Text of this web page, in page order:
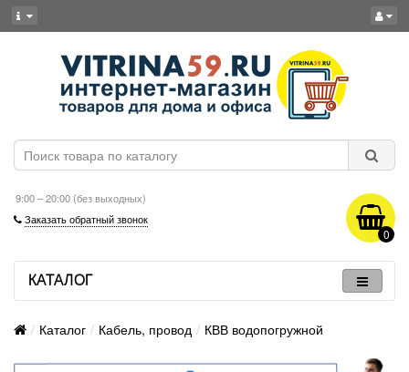
9:00 – 20:00 (без выходных)
Заказать обратный звонок
0
КАТАЛОГ
Каталог Кабель, провод КВВ водопогружной